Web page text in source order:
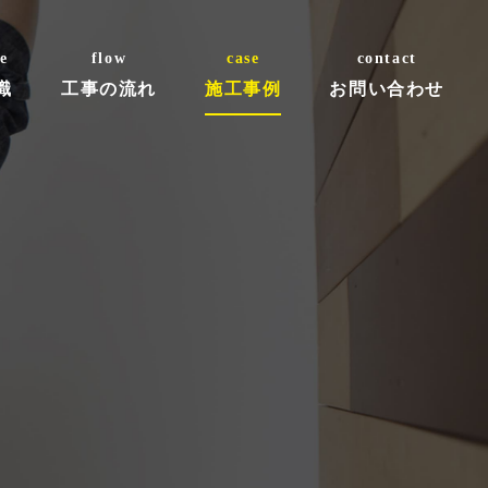
flow
工事の流れ
case
施工事例
contact
お問い合わせ